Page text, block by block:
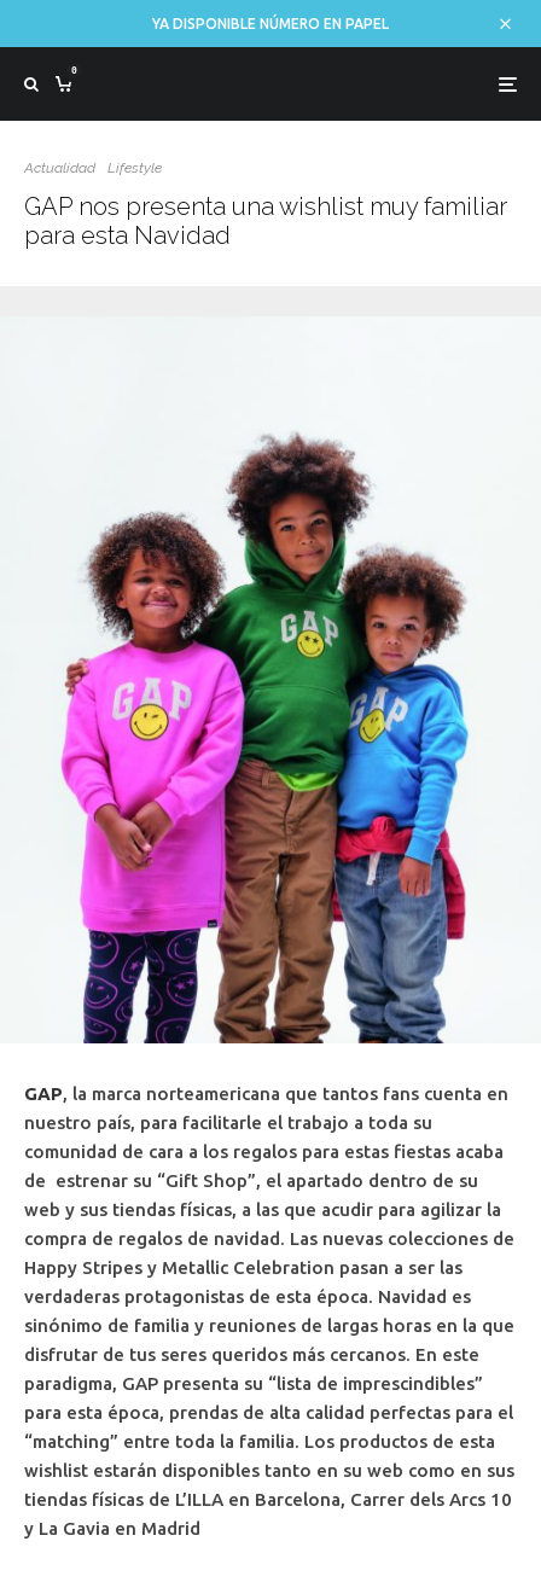
YA DISPONIBLE NÚMERO EN PAPEL
0
Actualidad Lifestyle
GAP nos presenta una wishlist muy familiar
para esta Navidad
GAP, la marca norteamericana que tantos fans cuenta en
nuestro país, para facilitarle el trabajo a toda su
comunidad de cara a los regalos para estas fiestas acaba
de estrenar su “Gift Shop”, el apartado dentro de su
web y sus tiendas físicas, a las que acudir para agilizar la
compra de regalos de navidad. Las nuevas colecciones de
Happy Stripes y Metallic Celebration pasan a ser las
verdaderas protagonistas de esta época. Navidad es
sinónimo de familia y reuniones de largas horas en la que
disfrutar de tus seres queridos más cercanos. En este
paradigma, GAP presenta su “lista de imprescindibles”
para esta época, prendas de alta calidad perfectas para el
“matching” entre toda la familia. Los productos de esta
wishlist estarán disponibles tanto en su web como en sus
tiendas físicas de L’ILLA en Barcelona, Carrer dels Arcs 10
y La Gavia en Madrid